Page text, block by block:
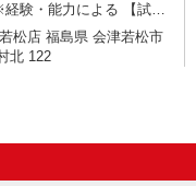
能力による 【試用
320000 円
松店 福島県 会津若松市
北 122
ア】